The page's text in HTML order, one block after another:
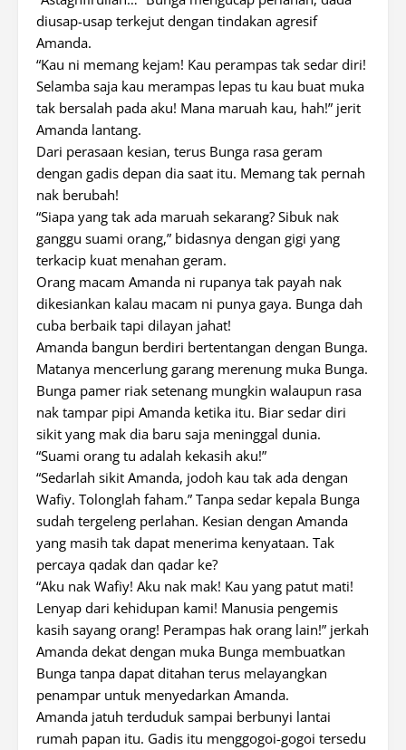
diusap-usap terkejut dengan tindakan agresif
Amanda.
“Kau ni memang kejam! Kau perampas tak sedar diri!
Selamba saja kau merampas lepas tu kau buat muka
tak bersalah pada aku! Mana maruah kau, hah!” jerit
Amanda lantang.
Dari perasaan kesian, terus Bunga rasa geram
dengan gadis depan dia saat itu. Memang tak pernah
nak berubah!
“Siapa yang tak ada maruah sekarang? Sibuk nak
ganggu suami orang,” bidasnya dengan gigi yang
terkacip kuat menahan geram.
Orang macam Amanda ni rupanya tak payah nak
dikesiankan kalau macam ni punya gaya. Bunga dah
cuba berbaik tapi dilayan jahat!
Amanda bangun berdiri bertentangan dengan Bunga.
Matanya mencerlung garang merenung muka Bunga.
Bunga pamer riak setenang mungkin walaupun rasa
nak tampar pipi Amanda ketika itu. Biar sedar diri
sikit yang mak dia baru saja meninggal dunia.
“Suami orang tu adalah kekasih aku!”
“Sedarlah sikit Amanda, jodoh kau tak ada dengan
Wafiy. Tolonglah faham.” Tanpa sedar kepala Bunga
sudah tergeleng perlahan. Kesian dengan Amanda
yang masih tak dapat menerima kenyataan. Tak
percaya qadak dan qadar ke?
“Aku nak Wafiy! Aku nak mak! Kau yang patut mati!
Lenyap dari kehidupan kami! Manusia pengemis
kasih sayang orang! Perampas hak orang lain!” jerkah
Amanda dekat dengan muka Bunga membuatkan
Bunga tanpa dapat ditahan terus melayangkan
penampar untuk menyedarkan Amanda.
Amanda jatuh terduduk sampai berbunyi lantai
rumah papan itu. Gadis itu menggogoi-gogoi tersedu